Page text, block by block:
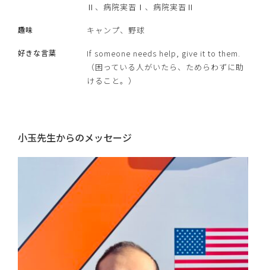
Ⅱ、病院実習Ⅰ、病院実習Ⅱ
趣味 キャンプ、野球
好きな言葉
If someone needs help, give it to them.
（困っている人がいたら、ためらわずに助
けること。）
小玉先生からのメッセージ